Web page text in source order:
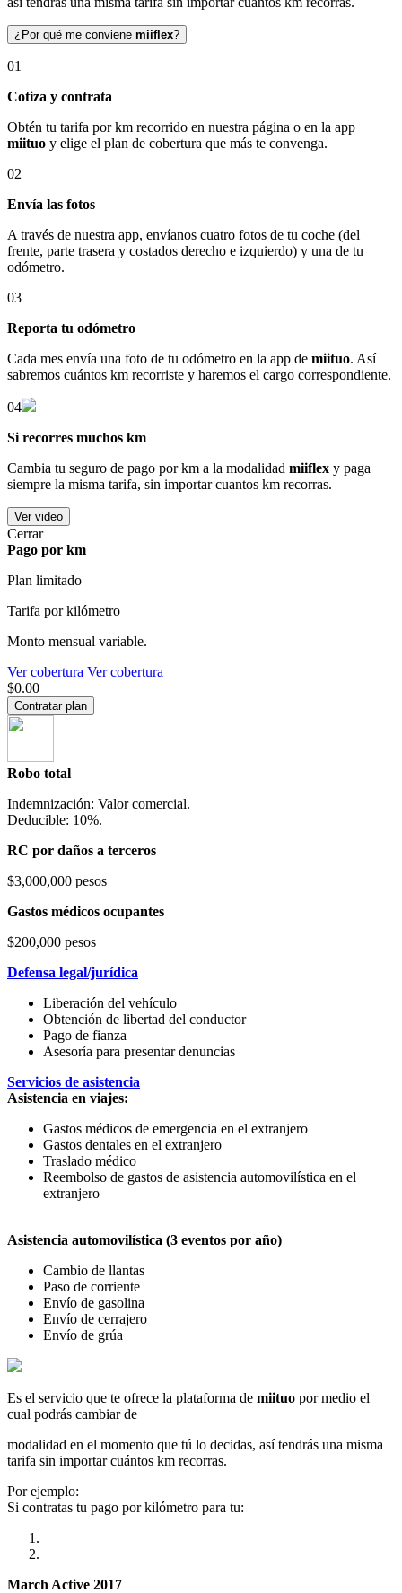
¿Por qué me conviene miiflex?
01
Cotiza y contrata
Obtén tu tarifa por km recorrido en nuestra página o en la app
miituo y elige el plan de cobertura que más te convenga.
02
Envía las fotos
A través de nuestra app, envíanos cuatro fotos de tu coche (del
frente, parte trasera y costados derecho e izquierdo) y una de tu
odómetro.
03
Reporta tu odómetro
Cada mes envía una foto de tu odómetro en la app de miituo. Así
sabremos cuántos km recorriste y haremos el cargo correspondiente.
04
Si recorres muchos km
Cambia tu seguro de pago por km a la modalidad miiflex y paga
siempre la misma tarifa, sin importar cuantos km recorras.
Ver video
Cerrar
Pago por km
Plan limitado
Tarifa por kilómetro
Monto mensual variable.
Ver cobertura Ver cobertura
$0.00
Contratar plan
Robo total
Indemnización: Valor comercial.
Deducible: 10%.
RC por daños a terceros
$3,000,000 pesos
Gastos médicos ocupantes
$200,000 pesos
Defensa legal/jurídica
Liberación del vehículo
Obtención de libertad del conductor
Pago de fianza
Asesoría para presentar denuncias
Servicios de asistencia
Asistencia en viajes:
Gastos médicos de emergencia en el extranjero
Gastos dentales en el extranjero
Traslado médico
Reembolso de gastos de asistencia automovilística en el
extranjero
Asistencia automovilística (3 eventos por año)
Cambio de llantas
Paso de corriente
Envío de gasolina
Envío de cerrajero
Envío de grúa
Es el servicio que te ofrece la plataforma de miituo por medio el
cual podrás cambiar de
modalidad en el momento que tú lo decidas, así tendrás una misma
tarifa sin importar cuántos km recorras.
Por ejemplo:
Si contratas tu pago por kilómetro para tu:
March Active 2017